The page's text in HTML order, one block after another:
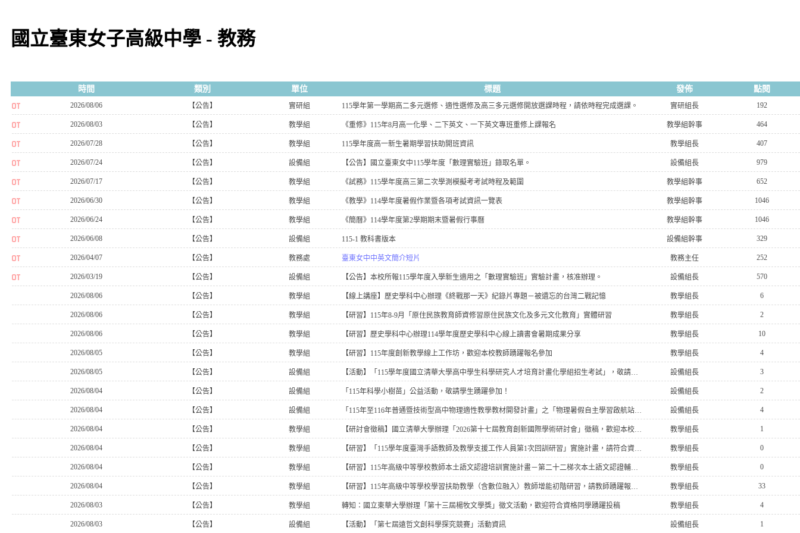
國立臺東女子高級中學 - 教務
時間 類別 單位 標題 發佈 點閱
2026/08/06 【公告】 實研組 115學年第一學期高二多元選修、適性選修及高三多元選修開放選課時程，請依時程完成選課。 實研組長 192
2026/08/03 【公告】 教學組 《重修》115年8月高一化學、二下英文、一下英文專班重修上課報名 教學組幹事 464
2026/07/28 【公告】 教學組 115學年度高一新生暑期學習扶助開班資訊 教學組長 407
2026/07/24 【公告】 設備組 【公告】國立臺東女中115學年度「數理實驗班」錄取名單。 設備組長 979
2026/07/17 【公告】 教學組 《試務》115學年度高三第二次學測模擬考考試時程及範圍 教學組幹事 652
2026/06/30 【公告】 教學組 《教學》114學年度暑假作業暨各項考試資訊一覽表 教學組幹事 1046
2026/06/24 【公告】 教學組 《簡曆》114學年度第2學期期末暨暑假行事曆 教學組幹事 1046
2026/06/08 【公告】 設備組 115-1 教科書版本 設備組幹事 329
2026/04/07 【公告】 教務處 臺東女中中英文簡介短片 教務主任 252
2026/03/19 【公告】 設備組 【公告】本校所報115學年度入學新生適用之「數理實驗班」實驗計畫，核准辦理。 設備組長 570
2026/08/06 【公告】 教學組 【線上講座】歷史學科中心辦理《終戰那一天》紀錄片專題－被遺忘的台灣二戰記憶 教學組長 6
2026/08/06 【公告】 教學組 【研習】115年8-9月「原住民族教育師資修習原住民族文化及多元文化教育」實體研習 教學組長 2
2026/08/06 【公告】 教學組 【研習】歷史學科中心辦理114學年度歷史學科中心線上讀書會暑期成果分享 教學組長 10
2026/08/05 【公告】 教學組 【研習】115年度創新教學線上工作坊，歡迎本校教師踴躍報名參加 教學組長 4
2026/08/05 【公告】 設備組 【活動】「115學年度國立清華大學高中學生科學研究人才培育計畫化學組招生考試」，敬請有興趣的同學報名參加。 設備組長 3
2026/08/04 【公告】 設備組 「115年科學小樹苗」公益活動，敬請學生踴躍參加！ 設備組長 2
2026/08/04 【公告】 設備組 「115年至116年普通暨技術型高中物理適性教學教材開發計畫」之「物理暑假自主學習啟航站」，敬請學生踴躍參加！ 設備組長 4
2026/08/04 【公告】 教學組 【研討會徵稿】國立清華大學辦理「2026第十七屆教育創新國際學術研討會」徵稿，歡迎本校師生踴躍投稿 教學組長 1
2026/08/04 【公告】 教學組 【研習】「115學年度臺灣手語教師及教學支援工作人員第1次回訓研習」實施計畫，請符合資格之教師及教學支援工作人員踴躍報名參加 教學組長 0
2026/08/04 【公告】 教學組 【研習】115年高級中等學校教師本土語文認證培訓實施計畫－第二十二梯次本土語文認證輔導班 教學組長 0
2026/08/04 【公告】 教學組 【研習】115年高級中等學校學習扶助教學（含數位融入）教師增能初階研習，請教師踴躍報名參加 教學組長 33
2026/08/03 【公告】 教學組 轉知：國立東華大學辦理「第十三屆楊牧文學獎」徵文活動，歡迎符合資格同學踴躍投稿 教學組長 4
2026/08/03 【公告】 設備組 【活動】「第七屆遠哲文創科學探究競賽」活動資訊 設備組長 1